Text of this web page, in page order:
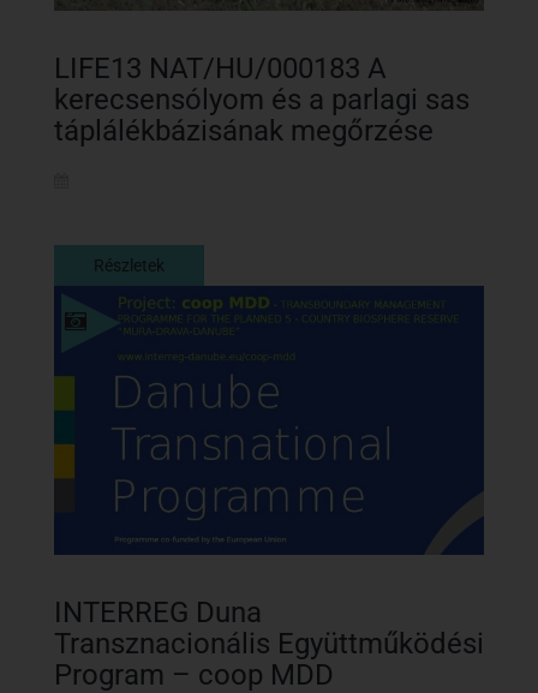
LIFE13 NAT/HU/000183 A
kerecsensólyom és a parlagi sas
táplálékbázisának megőrzése
Részletek
Részletek
INTERREG Duna
Transznacionális Együttműködési
Program – coop MDD